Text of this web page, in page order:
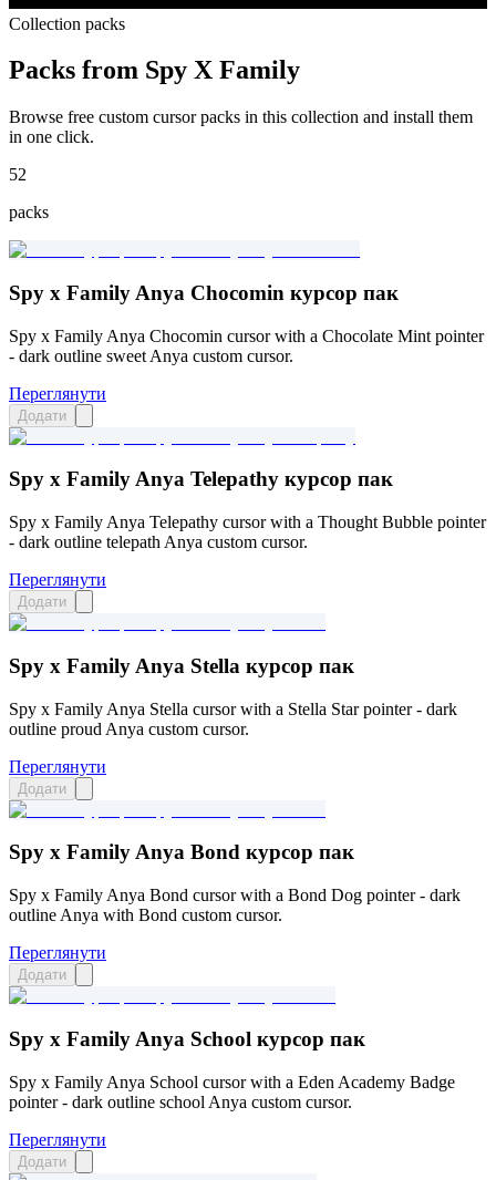
Collection packs
Packs from Spy X Family
Browse free custom cursor packs in this collection and install them
in one click.
52
packs
Spy x Family Anya Chocomin курсор пак
Spy x Family Anya Chocomin cursor with a Chocolate Mint pointer
- dark outline sweet Anya custom cursor.
Переглянути
Додати
Spy x Family Anya Telepathy курсор пак
Spy x Family Anya Telepathy cursor with a Thought Bubble pointer
- dark outline telepath Anya custom cursor.
Переглянути
Додати
Spy x Family Anya Stella курсор пак
Spy x Family Anya Stella cursor with a Stella Star pointer - dark
outline proud Anya custom cursor.
Переглянути
Додати
Spy x Family Anya Bond курсор пак
Spy x Family Anya Bond cursor with a Bond Dog pointer - dark
outline Anya with Bond custom cursor.
Переглянути
Додати
Spy x Family Anya School курсор пак
Spy x Family Anya School cursor with a Eden Academy Badge
pointer - dark outline school Anya custom cursor.
Переглянути
Додати